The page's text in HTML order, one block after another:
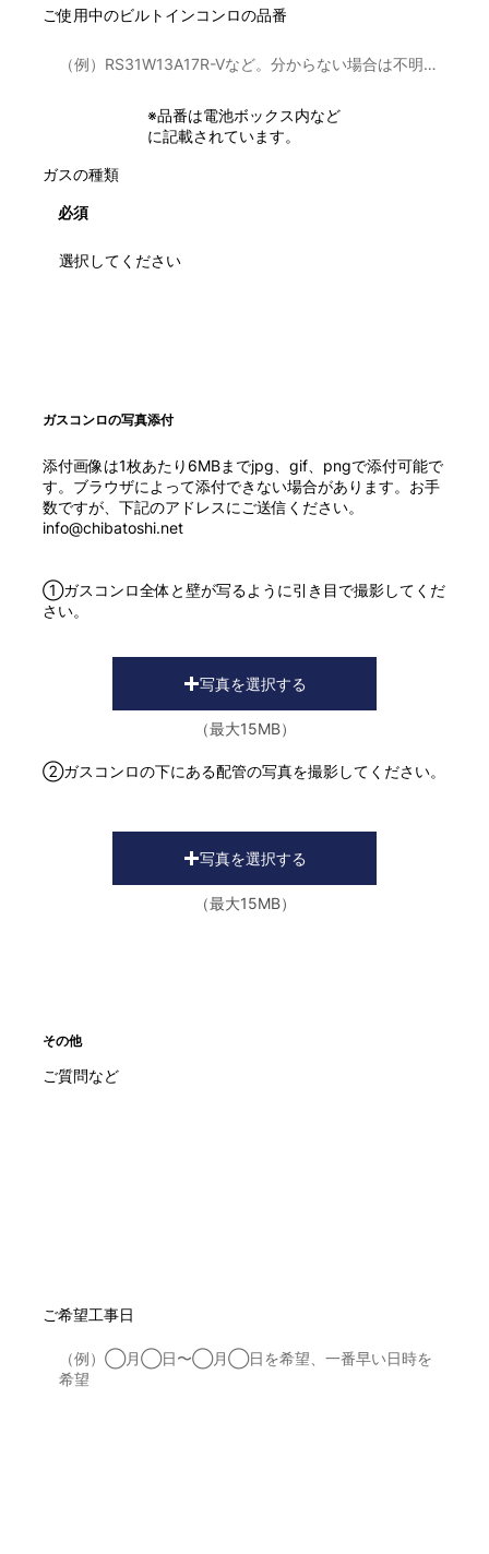
ご使用中のビルトインコンロの品番
ガスの種類
必須
※品番は電池ボックス内など
に記載されています。
添付画像は1枚あたり6MBまでjpg、gif、pngで添付可能で
す。ブラウザによって添付できない場合があります。お手
数ですが、下記のアドレスにご送信ください。
info@chibatoshi.net
ガスコンロの写真添付
①ガスコンロ全体と壁が写るように引き目で撮影してくだ
さい。
写真を選択する
（最大15MB）
②ガスコンロの下にある配管の写真を撮影してください。
写真を選択する
（最大15MB）
その他
ご質問など
ご希望工事日